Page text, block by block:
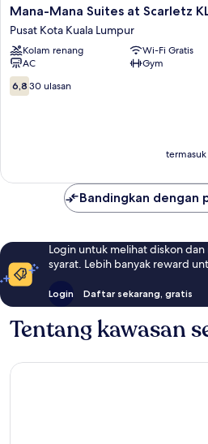
Mana-
Mana
Suites
at
Scarletz
KLCC
Pusat
Mana-Mana Suites at Scarletz
Pusat Kota Kuala Lumpur
Kolam renang
Wi-Fi Gratis
AC
Gym
6.8
dari
6,8 30 ulasan
Bandingkan dengan
Login untuk melihat diskon
syarat. Lebih banyak reward
Login Daftar sekarang, gratis
Tentang kawasan